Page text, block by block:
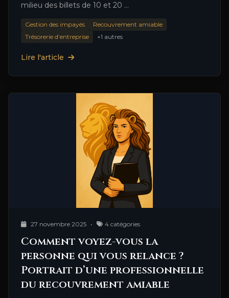
milieu des billets de 10 et 20 …
Gestion des impayés
Recouvrement amiable
Trésorerie d’entreprise
+1 autres
Lire l'article
27 novembre 2025 • 4 catégories
Comment voyez-vous la
personne qui vous relance ?
Portrait d’une professionnelle
du recouvrement amiable